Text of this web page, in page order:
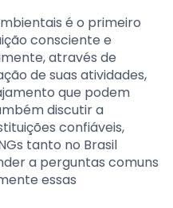
é o primeiro
consciente e
através de
de suas atividades,
que podem
discutir a
confiáveis,
tanto no Brasil
a perguntas comuns
essas